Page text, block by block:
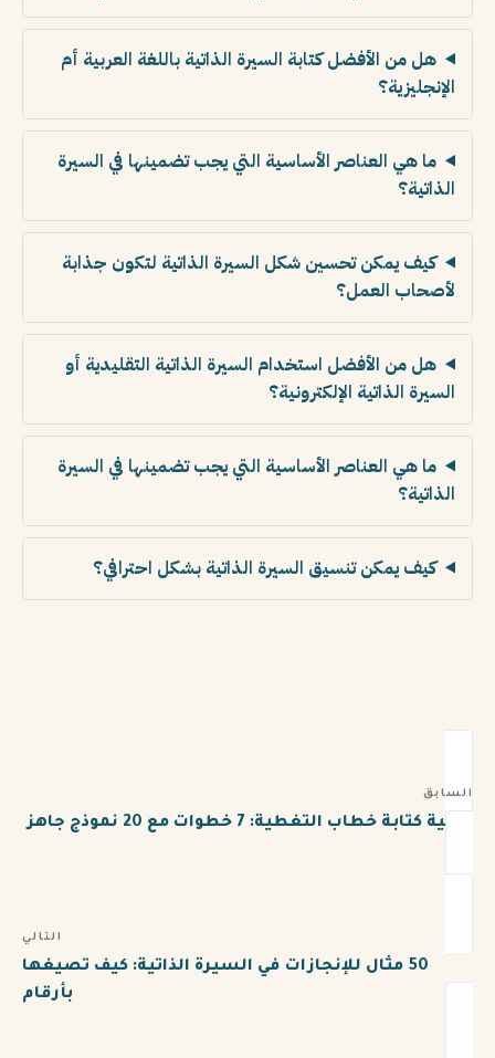
هل من الأفضل كتابة السيرة الذاتية باللغة العربية أم
الإنجليزية؟
ما هي العناصر الأساسية التي يجب تضمينها في السيرة
الذاتية؟
كيف يمكن تحسين شكل السيرة الذاتية لتكون جذابة
لأصحاب العمل؟
هل من الأفضل استخدام السيرة الذاتية التقليدية أو
السيرة الذاتية الإلكترونية؟
ما هي العناصر الأساسية التي يجب تضمينها في السيرة
الذاتية؟
كيف يمكن تنسيق السيرة الذاتية بشكل احترافي؟
السابق
كيفية كتابة خطاب التغطية: 7 خطوات مع 20 نموذج جاهز
التالي
50 مثال للإنجازات في السيرة الذاتية: كيف تصيغها
بأرقام